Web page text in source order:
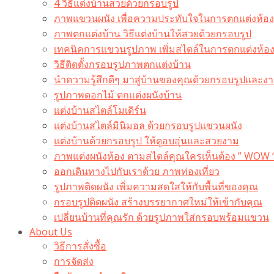
4 วิธีแต่งบ้านสวยด้วยกรอบรูป
ภาพแขวนผนัง เพื่อความประทับใจในการตกแต่งห้อง
ภาพตกแต่งบ้าน วิธีแต่งบ้านให้สวยด้วยกรอบรูป
เทคนิคการแขวนรูปภาพ เพิ่มสไตล์ในการตกแต่งห้อง
วิธีติดตั้งกรอบรูปภาพตกแต่งบ้าน
นำความรู้สึกดีๆ มาสู่บ้านของคุณด้วยกรอบรูปและง
รูปภาพดอกไม้ ตกแต่งผนังบ้าน
แต่งบ้านสไตล์โมเดิร์น
แต่งบ้านสไตล์มินิมอล ด้วยกรอบรูปแขวนผนัง
แต่งบ้านด้วยกรอบรูป ให้ดูอบอุ่นและสวยงาม
ภาพแต่งผนังห้อง ตามสไตล์คุณใครเห็นต้อง ” WOW
ออกเดินทางไปกับเราด้วย ภาพท่องเที่ยว
รูปภาพติดผนัง เพิ่มความสดใสให้กับพื้นที่ของคุณ
กรอบรูปติดผนัง สร้างบรรยากาศใหม่ให้เข้ากับคุณ
เปลี่ยนบ้านที่คุณรัก ด้วยรูปภาพใส่กรอบพร้อมแขวน​
About Us
วิธีการสั่งซื้อ
การจัดส่ง